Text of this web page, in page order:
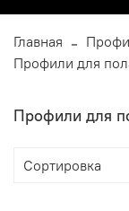
Главная
Профили для
Профили для